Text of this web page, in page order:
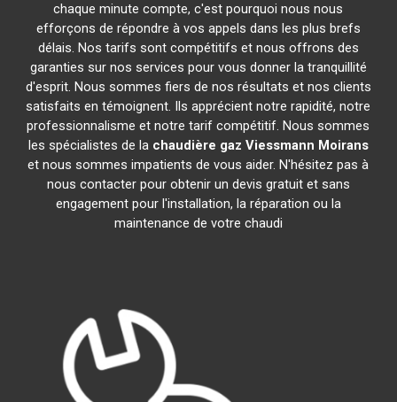
chaque minute compte, c'est pourquoi nous nous
efforçons de répondre à vos appels dans les plus brefs
délais. Nos tarifs sont compétitifs et nous offrons des
garanties sur nos services pour vous donner la tranquillité
d'esprit. Nous sommes fiers de nos résultats et nos clients
satisfaits en témoignent. Ils apprécient notre rapidité, notre
professionnalisme et notre tarif compétitif. Nous sommes
les spécialistes de la chaudière gaz Viessmann Moirans
et nous sommes impatients de vous aider. N'hésitez pas à
nous contacter pour obtenir un devis gratuit et sans
engagement pour l'installation, la réparation ou la
maintenance de votre chaudi